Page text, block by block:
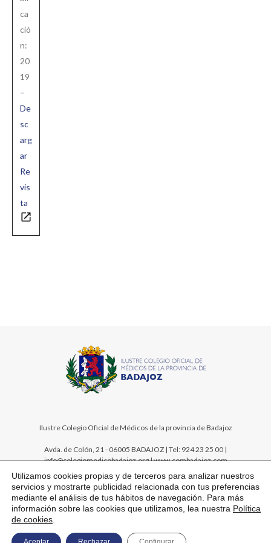
ca
ció
n:
20
19
–
De
sc
arg
ar
Re
vis
ta
Ilustre Colegio Oficial de Médicos de la provincia de Badajoz
Avda. de Colón, 21 - 06005 BADAJOZ | Tel: 924 23 25 00 |
info@colegiomedicobadajoz.org | www.combadajoz.com
Mapa web Aviso legal Política de privacidad
Utilizamos cookies propias y de terceros para analizar nuestros
servicios y mostrarte publicidad relacionada con tus preferencias
mediante el análisis de tus hábitos de navegación. Para más
información sobre las cookies que utilizamos, lea nuestra Política
de cookies